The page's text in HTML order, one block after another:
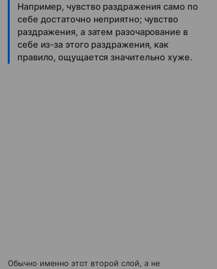
Например, чувство раздражения само по
себе достаточно неприятно; чувство
раздражения, а затем разочарование в
себе из-за этого раздражения, как
правило, ощущается значительно хуже.
Обычно именно этот второй слой, а не